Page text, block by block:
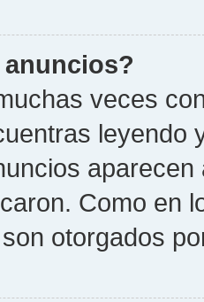
veces
leyendo
Como en
otorgados